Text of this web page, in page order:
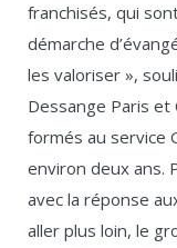
franchisés, qui
démarche
les valoriser »,
Dessange Paris et
formés au service
environ deux ans.
avec la réponse
aller plus loin, le